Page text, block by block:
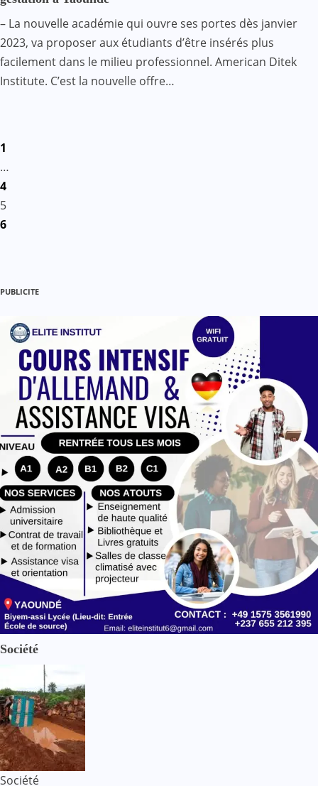
– La nouvelle académie qui ouvre ses portes dès janvier
2023, va proposer aux étudiants d’être insérés plus
facilement dans le milieu professionnel. American Ditek
Institute. C’est la nouvelle offre…
des
publications
1
…
4
5
6
PUBLICITE
Société
Société